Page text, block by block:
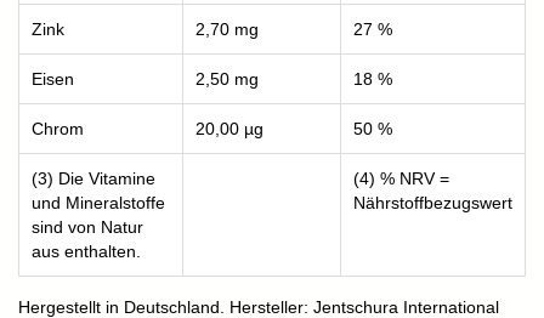
Zink 2,70 mg 27 %
Eisen 2,50 mg 18 %
Chrom 20,00 µg 50 %
(3) Die Vitamine
und Mineralstoffe
sind von Natur
aus enthalten.
(4) % NRV =
Nährstoffbezugswert
Hergestellt in Deutschland. Hersteller: Jentschura International